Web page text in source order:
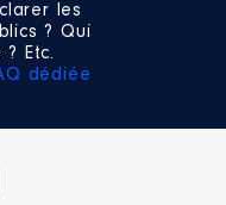
les
? Qui
Etc.
dédiée